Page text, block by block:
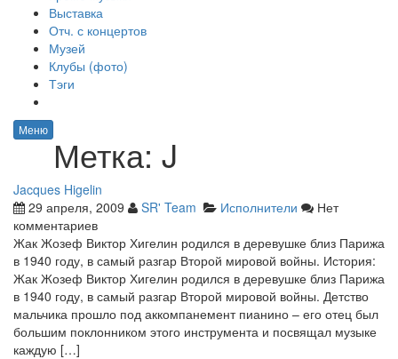
Выставка
Отч. с концертов
Музей
Клубы (фото)
Тэги
Меню
Метка: J
Jacques Higelin
29 апреля, 2009
SR' Team Исполнители
Нет
комментариев
Жак Жозеф Виктор Хигелин родился в деревушке близ Парижа
в 1940 году, в самый разгар Второй мировой войны. История:
Жак Жозеф Виктор Хигелин родился в деревушке близ Парижа
в 1940 году, в самый разгар Второй мировой войны. Детство
мальчика прошло под аккомпанемент пианино – его отец был
большим поклонником этого инструмента и посвящал музыке
каждую […]